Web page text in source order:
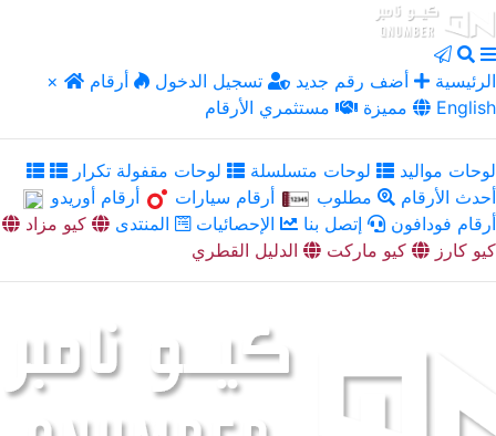
× الرئيسية أضف رقم جديد تسجيل الدخول
أرقام
مميزة
مستثمري الأرقام English
لوحات مواليد لوحات متسلسلة
لوحات مقفولة تكرار
أحدث الأرقام
مطلوب أرقام سيارات
أرقام أوريدو
أرقام فودافون
إتصل بنا الإحصائيات المنتدى
كيو مزاد
كيو كارز
كيو ماركت الدليل القطري